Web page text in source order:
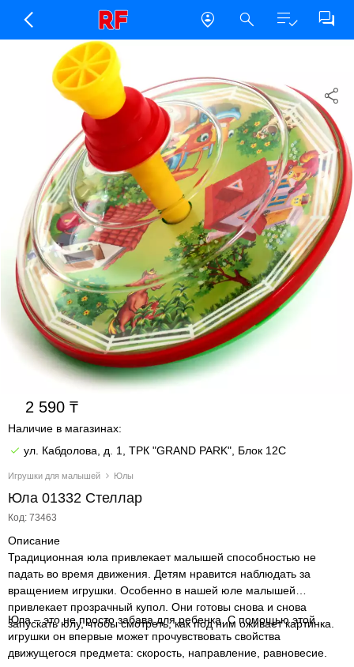
Игрушки для малышей Юлы
Юла 01332 Стеллар
Код: 73463
2 590
Наличие в магазинах:
ул. Кабдолова, д. 1, ТРК "GRAND PARK", Блок 12C
Описание
Традиционная юла привлекает малышей способностью не
падать во время движения. Детям нравится наблюдать за
вращением игрушки. Особенно в нашей юле малышей
привлекает прозрачный купол. Они готовы снова и снова
запускать юлу, чтобы смотреть, как под ним оживает картинка.
Юла – это не просто забава для ребенка. С помощью этой
игрушки он впервые может прочувствовать свойства
движущегося предмета: скорость, направление, равновесие.